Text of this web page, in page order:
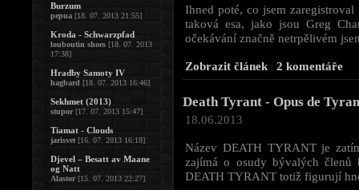
Ihned poté, co jsem
taková esa, jako jsou Greg
očekávání značně netrpělivém
Zobrazit článek | 2 komentáře
Death Tyrant - Opus de
18.06.2013
Název DEATH TYRANT je
zajímá o osudy bývalých
DEATH TYRANT totiž figurují
Burzum
pepua [18. 07. 2013 21:55]
Kroda - Schwarzpfad
louboutin shoes [18. 07. 2013
17:38]
Hradby Samoty IV
hagbard [18. 07. 2013 16:46]
Sekhmet (2013)
stupor[17. 07. 2013 15:47]
Tiamat - Clouds
jarisvet [16. 07. 2013 16:18]
Djevel – Besatt av Maane
og Natt
Alastor[15. 07. 2013 22:27]